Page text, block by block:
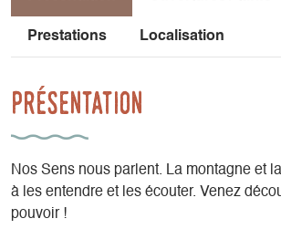
Prestations Localisation
Présentation
Nos Sens nous parlent. La montagne et
à les entendre et les écouter. Venez
pouvoir !